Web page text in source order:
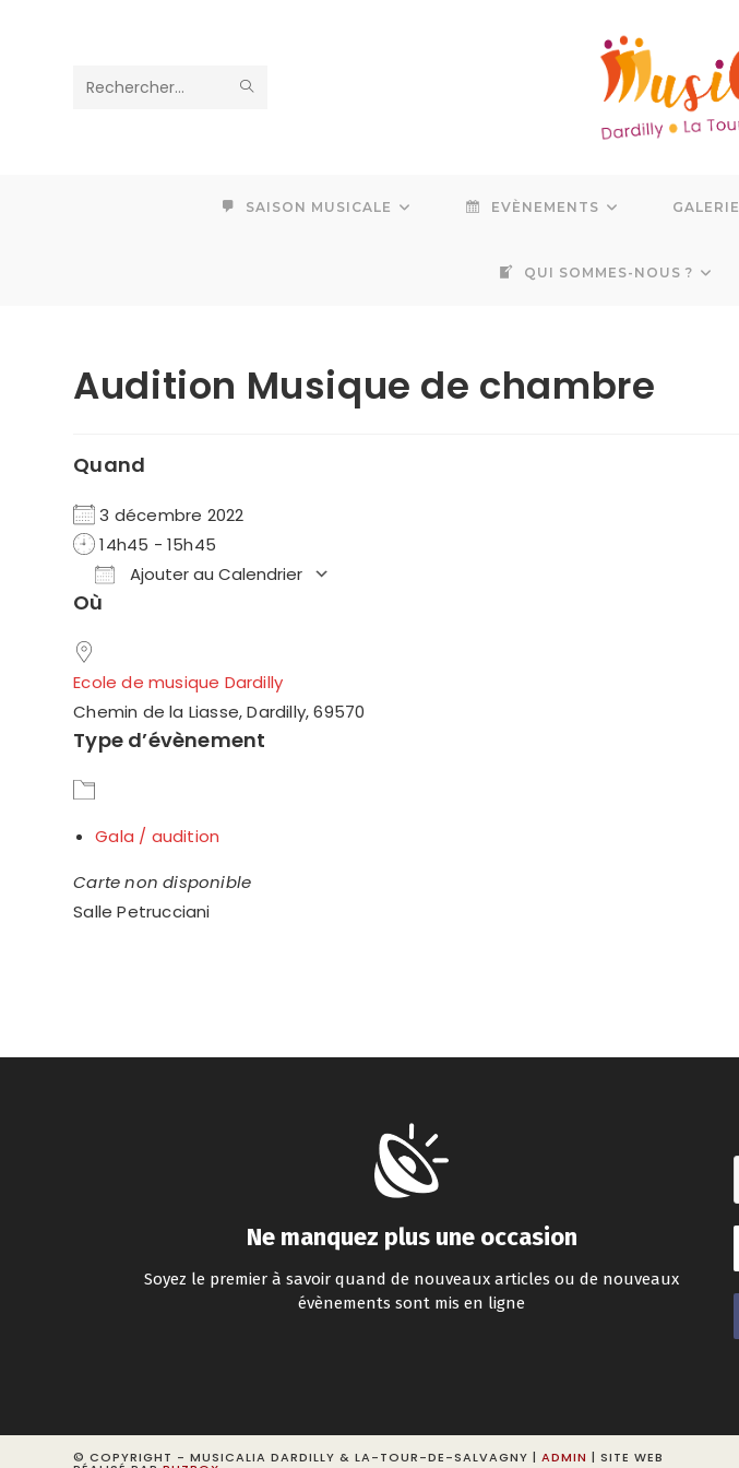
Rechercher
ENVOYER
SAISON MUSICALE EVÈNEMENTS GALERIE
QUI SOMMES-NOUS ?
Audition Musique de chambre
Quand
3 décembre 2022
14h45 - 15h45
Ajouter au Calendrier
Où
Ecole de musique Dardilly
Chemin de la Liasse, Dardilly, 69570
Type d’évènement
Gala / audition
Carte non disponible
Salle Petrucciani
Ne manquez plus une occasion
Soyez le premier à savoir quand de nouveaux articles ou de nouveaux
évènements sont mis en ligne
© COPYRIGHT - MUSICALIA DARDILLY & LA-TOUR-DE-SALVAGNY |ADMIN | SITE WEB